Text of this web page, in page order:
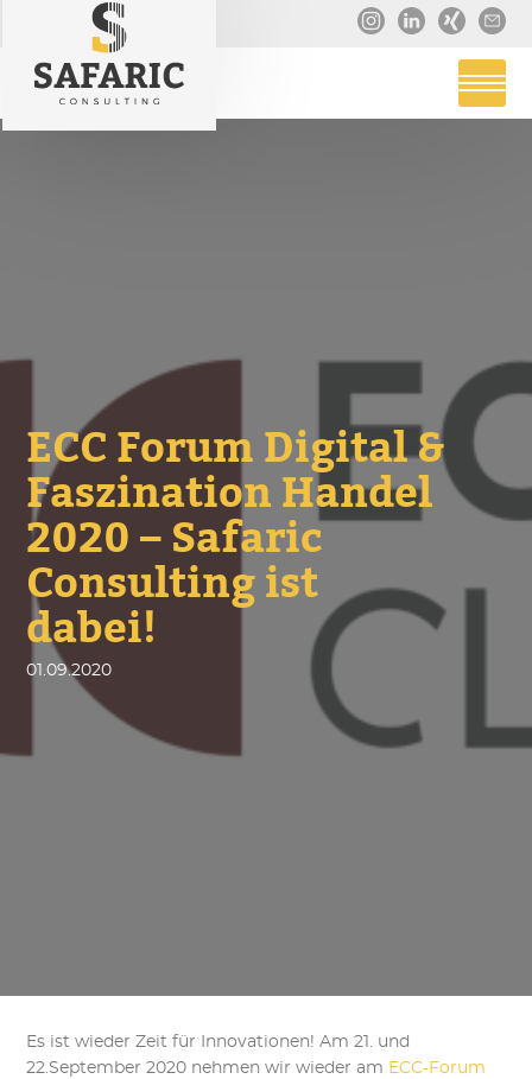
ECC Forum Digital &
Faszination Handel
2020 – Safaric
Consulting ist
dabei!
01.09.2020
Es ist wieder Zeit für Innovationen! Am 21. und
22.September 2020 nehmen wir wieder am ECC-Forum